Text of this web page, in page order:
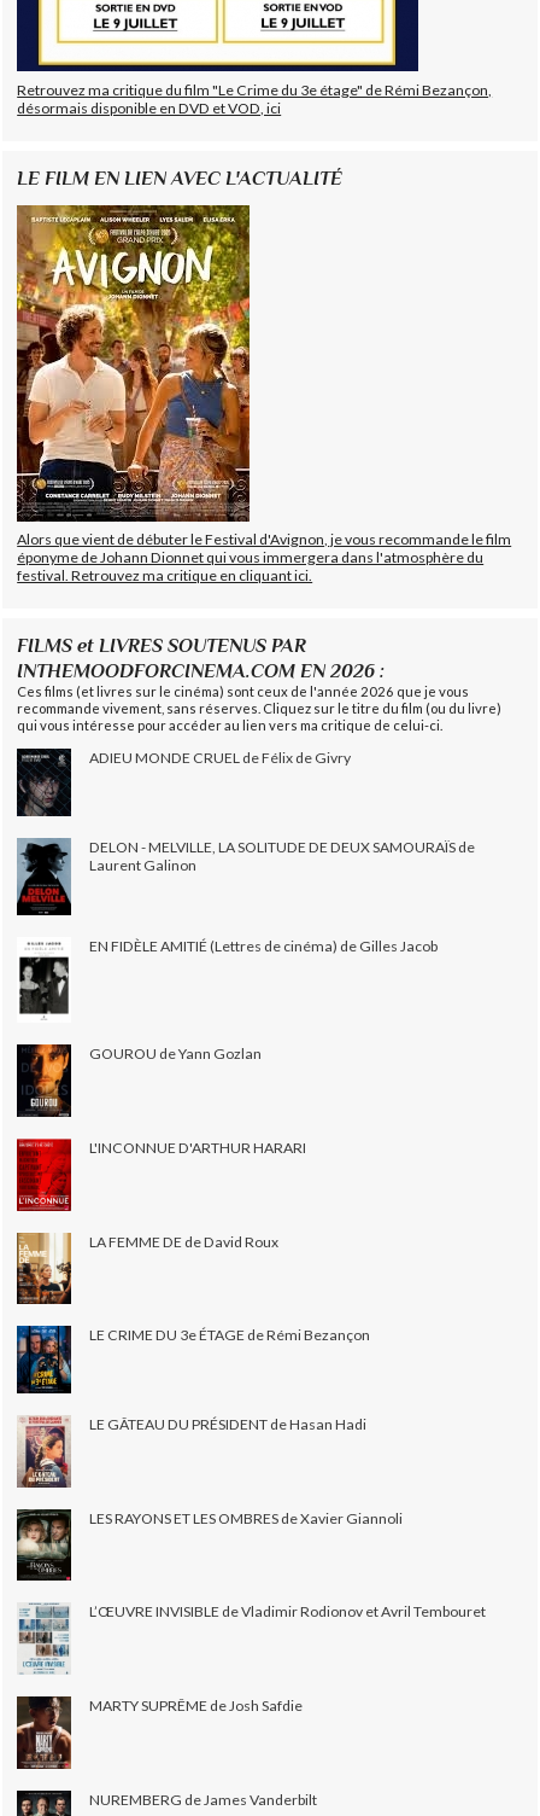
Retrouvez ma critique du film "Le Crime du 3e étage" de Rémi Bezançon,
désormais disponible en DVD et VOD, ici
LE FILM EN LIEN AVEC L'ACTUALITÉ
Alors que vient de débuter le Festival d'Avignon, je vous recommande le film
éponyme de Johann Dionnet qui vous immergera dans l'atmosphère du
festival. Retrouvez ma critique en cliquant ici.
FILMS et LIVRES SOUTENUS PAR
INTHEMOODFORCINEMA.COM EN 2026 :
Ces films (et livres sur le cinéma) sont ceux de l'année 2026 que je vous
recommande vivement, sans réserves. Cliquez sur le titre du film (ou du livre)
qui vous intéresse pour accéder au lien vers ma critique de celui-ci.
ADIEU MONDE CRUEL de Félix de Givry
DELON - MELVILLE, LA SOLITUDE DE DEUX SAMOURAÏS de
Laurent Galinon
EN FIDÈLE AMITIÉ (Lettres de cinéma) de Gilles Jacob
GOUROU de Yann Gozlan
L'INCONNUE D'ARTHUR HARARI
LA FEMME DE de David Roux
LE CRIME DU 3e ÉTAGE de Rémi Bezançon
LE GÂTEAU DU PRÉSIDENT de Hasan Hadi
LES RAYONS ET LES OMBRES de Xavier Giannoli
L’ŒUVRE INVISIBLE de Vladimir Rodionov et Avril Tembouret
MARTY SUPRÊME de Josh Safdie
NUREMBERG de James Vanderbilt